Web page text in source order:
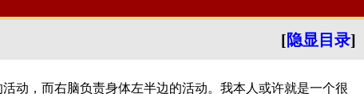
[隐显目录]
动，而右脑负责身体左半边的活动。我本人或许就是一个很